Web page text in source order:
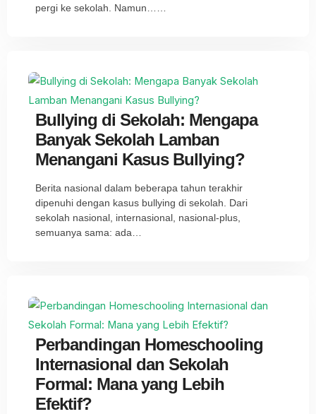
pergi ke sekolah. Namun……
Bullying di Sekolah: Mengapa
Banyak Sekolah Lamban
Menangani Kasus Bullying?
Berita nasional dalam beberapa tahun terakhir
dipenuhi dengan kasus bullying di sekolah. Dari
sekolah nasional, internasional, nasional-plus,
semuanya sama: ada…
Perbandingan Homeschooling
Internasional dan Sekolah
Formal: Mana yang Lebih
Efektif?